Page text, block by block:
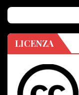
LICENZA